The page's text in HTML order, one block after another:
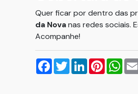
Quer ficar por dentro das
da Novanas redes sociais.
Acompanhe!
Facebook
TwitterLinkedInPinterest